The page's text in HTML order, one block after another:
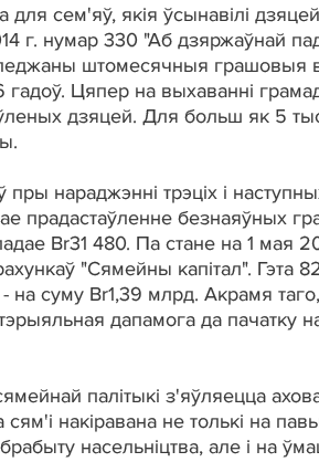
сем'яў, якія ўсынавілі
г. нумар 330 "Аб дзяржаўнай
штомесячныя грашовыя
гадоў. Цяпер на выхаванні
дзяцей. Для больш як 5
нараджэнні трэціх і
прадастаўленне безнаяўных
Br31 480. Па стане на 1 мая
"Сямейны капітал". Гэта
на суму Br1,39 млрд. Акрамя
дапамога да пачатку
палітыкі з'яўляецца
накіравана не толькі на
насельніцтва, але і на